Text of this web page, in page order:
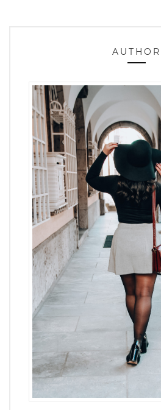
AUTHOR